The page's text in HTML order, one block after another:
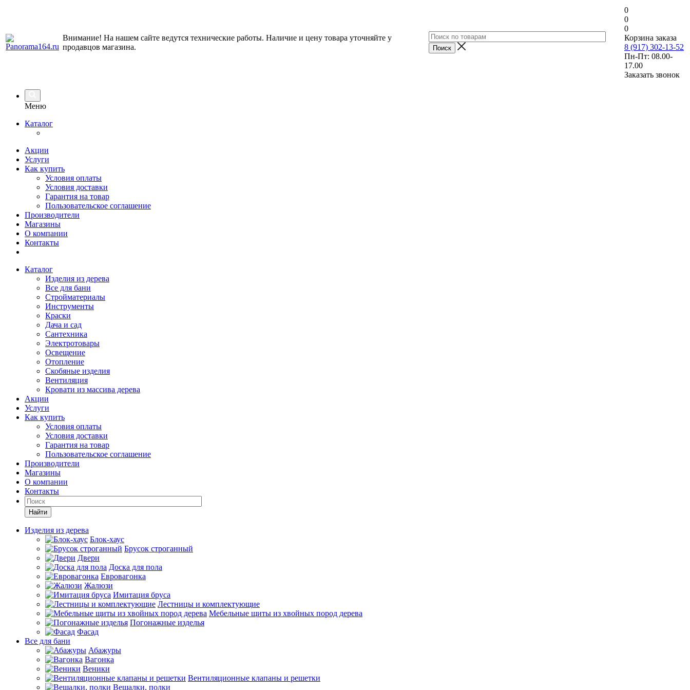
Внимание! На нашем сайте ведутся технические работы. Наличие и цену товара уточняйте у
продавцов магазина.
0
0
0
Корзина заказа
8 (917) 302-13-52
Пн-Пт: 08.00-
17.00
Заказать звонок
Меню
Каталог
Акции
Услуги
Как купить
Условия оплаты
Условия доставки
Гарантия на товар
Пользовательское соглашение
Производители
Магазины
О компании
Контакты
Каталог
Изделия из дерева
Все для бани
Стройматериалы
Инструменты
Краски
Дача и сад
Сантехника
Электротовары
Освещение
Отопление
Скобяные изделия
Вентиляция
Кровати из массива дерева
Акции
Услуги
Как купить
Условия оплаты
Условия доставки
Гарантия на товар
Пользовательское соглашение
Производители
Магазины
О компании
Контакты
Найти
Изделия из дерева
Блок-хаус
Брусок строганный
Двери
Доска для пола
Евровагонка
Жалюзи
Имитация бруса
Лестницы и комплектующие
Мебельные щиты из хвойных пород дерева
Погонажные изделья
Фасад
Все для бани
Абажуры
Вагонка
Веники
Вентиляционные клапаны и решетки
Вешалки, полки